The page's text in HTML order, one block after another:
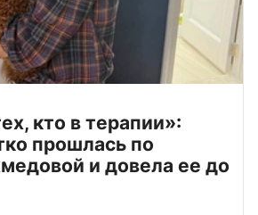
кто в терапии»:
прошлась по
и довела ее до